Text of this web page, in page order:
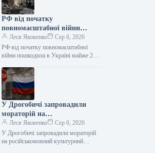
РФ від початку
повномасштабної війни
пошкодила в Україні майже 2
тисячі пам’яток
Леся Яковенко
Сер 6, 2026
РФ від початку повномасштабної
війни пошкодила в Україні майже 2
Укрінформ Росія пошкодила в Україні
1990…
У Дрогобичі запровадили
мораторій на
російськомовний культурний
продукт
Леся Яковенко
Сер 6, 2026
У Дрогобичі запровадили мораторій
на російськомовний культурний